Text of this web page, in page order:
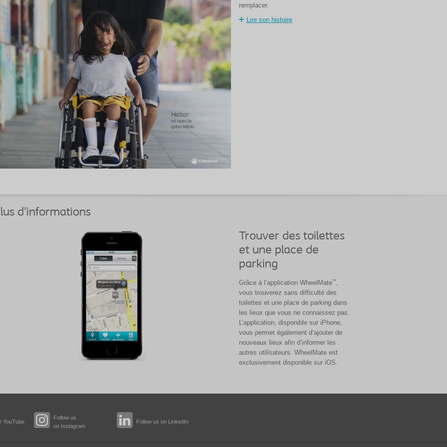
remplacer.
Lire son histoire
d’informations
Trouver des toilettes
et une place de
parking
Grâce à l’application WheelMate™
vous trouverez sans difficulté des
toilettes et une place de parking dans
les lieux que vous ne connaissez pas.
L’application, disponible sur iPhone,
vous permet également d’ajouter de
nouveaux lieux afin d’informer les
autres utilisateurs. WheelMate est
exclusivement disponible sur iOS.
YouTube
Follow us
on Instagram
Follow us on LinkedIn